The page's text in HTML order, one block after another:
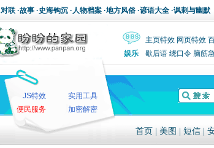
对联 ·故事 ·史海钩沉 ·人物档案 ·地方风俗 ·谚语大全 ·讽刺与幽默
主页特效 网页特效
娱乐
歇后语 绕口令 脑筋
JS特效
实用工具
便民服务
加密解密
首页 美图 短信